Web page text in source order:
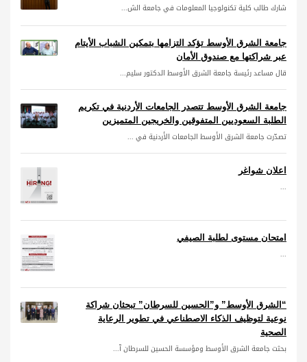
شارك طالب كلية تكنولوجيا المعلومات في جامعة الش...
جامعة الشرق الأوسط تؤكد التزامها بتمكين الشباب الأيتام
عبر شراكتها مع صندوق الأمان
قال مساعد رئيسة جامعة الشرق الأوسط الدكتور سليم...
جامعة الشرق الأوسط تتصدر الجامعات الأردنية في تكريم
الطلبة السعوديين المتفوقين والخريجين المتميزين
تصدّرت جامعة الشرق الأوسط الجامعات الأردنية في ...
اعلان شواغر
...
امتحان مستوى لطلبة الصيفي
...
“الشرق الأوسط” و”الحسين للسرطان” تبحثان شراكة
نوعية لتوظيف الذكاء الاصطناعي في تطوير الرعاية
الصحية
بحثت جامعة الشرق الأوسط ومؤسسة الحسين للسرطان آ...